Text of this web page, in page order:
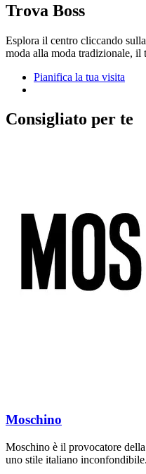
Trova Boss
Esplora il centro cliccando
moda alla moda tradizionale,
Pianifica la tua visita
Consigliato per te
Moschino
Moschino è il provocatore
uno stile italiano inconfondibile.